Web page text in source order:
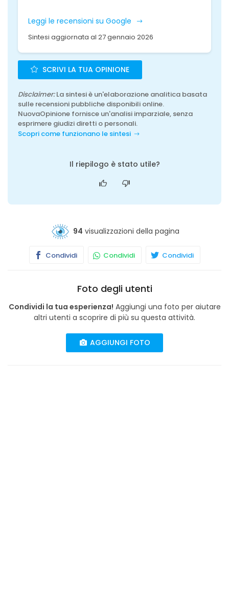
Leggi le recensioni su Google
Sintesi aggiornata al 27 gennaio 2026
SCRIVI LA TUA OPINIONE
Disclaimer:La sintesi è un'elaborazione analitica basata
sulle recensioni pubbliche disponibili online.
NuovaOpinione fornisce un'analisi imparziale, senza
esprimere giudizi diretti o personali.
Scopri come funzionano le sintesi
Il riepilogo è stato utile?
94 visualizzazioni della pagina
Condividi Condividi Condividi
Foto degli utenti
Condividi la tua esperienza! Aggiungi una foto per aiutare
altri utenti a scoprire di più su questa attività.
AGGIUNGI FOTO